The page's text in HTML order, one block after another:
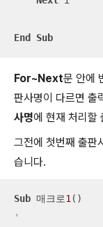
End Sub
For~Next문 안에
판사명이 다르면 출
사명에 현재 처리할
그전에 첫번째 출판
습니다.
Sub 매크로1
'